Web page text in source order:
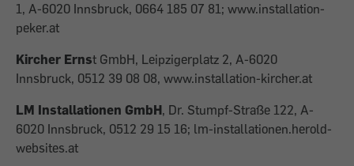
1, A-6020 Innsbruck, 0664 185 07 81; www.installation-
peker.at
Kircher Ernst GmbH, Leipzigerplatz 2, A-6020
Innsbruck, 0512 39 08 08, www.installation-kircher.at
LM Installationen GmbH, Dr. Stumpf-Straße 122, A-
6020 Innsbruck, 0512 29 15 16; lm-installationen.herold-
websites.at